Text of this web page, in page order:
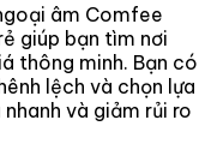
âm Comfee
giúp bạn tìm nơi
thông minh. Bạn có
lệch và chọn lựa
và giảm rủi ro